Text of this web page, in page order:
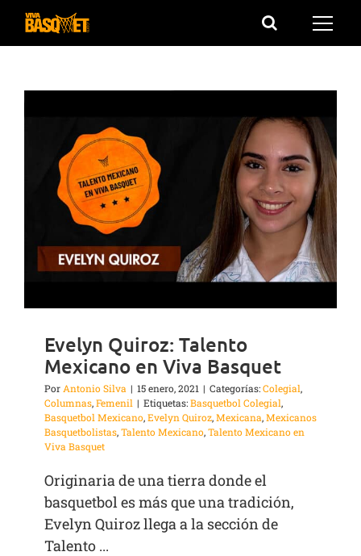
Saltar
Evelyn Quiroz: Talento
Mexicano en Viva Basquet
Por Antonio Silva | 15 enero, 2021 | Categorías:Colegial,
Columnas,Femenil | Etiquetas:Basquetbol Colegial,
Basquetbol Mexicano,Evelyn Quiroz,Mexicana,Mexicanos
Basquetbolistas,Talento Mexicano,Talento Mexicano en
Viva Basquet
Originaria de una tierra donde el
basquetbol es más que una tradición,
Evelyn Quiroz llega a la sección de
Talento ...